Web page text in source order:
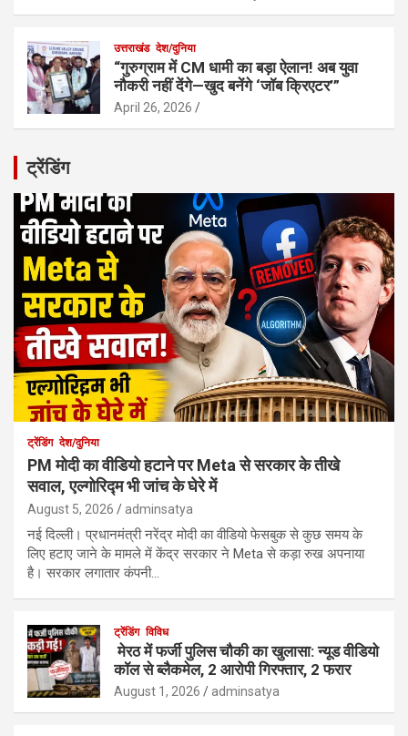
उत्तराखंड देश/दुनिया
“गुरुग्राम में CM धामी का बड़ा ऐलान! अब युवा
नौकरी नहीं देंगे—खुद बनेंगे ‘जॉब क्रिएटर’”
April 26, 2026
ट्रेंडिंग
ट्रेंडिंग देश/दुनिया
PM मोदी का वीडियो हटाने पर Meta से सरकार के तीखे
सवाल, एल्गोरिद्म भी जांच के घेरे में
August 5, 2026 adminsatya
नई दिल्ली। प्रधानमंत्री नरेंद्र मोदी का वीडियो फेसबुक से कुछ समय के
लिए हटाए जाने के मामले में केंद्र सरकार ने Meta से कड़ा रुख अपनाया
है। सरकार लगातार कंपनी…
ट्रेंडिंग विविध
मेरठ में फर्जी पुलिस चौकी का खुलासा: न्यूड वीडियो
कॉल से ब्लैकमेल, 2 आरोपी गिरफ्तार, 2 फरार
August 1, 2026 adminsatya